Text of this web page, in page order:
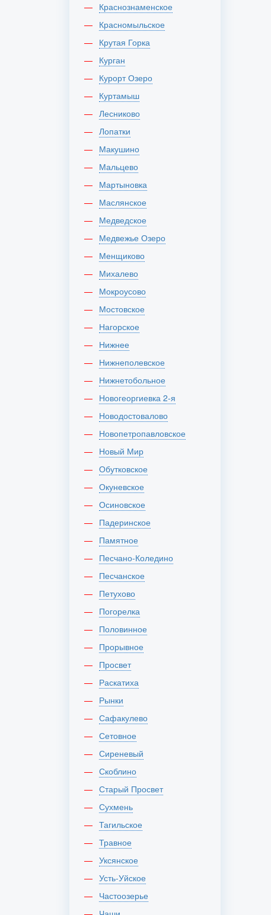
Краснознаменское
Красномыльское
Крутая Горка
Курган
Курорт Озеро
Куртамыш
Лесниково
Лопатки
Макушино
Мальцево
Мартыновка
Маслянское
Медведское
Медвежье Озеро
Менщиково
Михалево
Мокроусово
Мостовское
Нагорское
Нижнее
Нижнеполевское
Нижнетобольное
Новогеоргиевка 2-я
Новодостовалово
Новопетропавловское
Новый Мир
Обутковское
Окуневское
Осиновское
Падеринское
Памятное
Песчано-Коледино
Песчанское
Петухово
Погорелка
Половинное
Прорывное
Просвет
Раскатиха
Рынки
Сафакулево
Сетовное
Сиреневый
Скоблино
Старый Просвет
Сухмень
Тагильское
Травное
Уксянское
Усть-Уйское
Частоозерье